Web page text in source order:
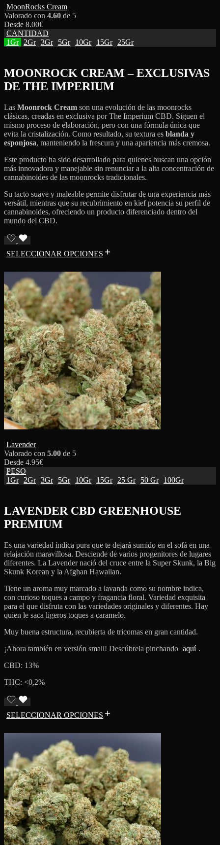
MoonRocks Cream
Valorado con 4.60 de 5
Desde 8.00€
CANTIDAD
1Gr
2Gr 3Gr 5Gr 10Gr 15Gr 25Gr
MOONROCK CREAM – EXCLUSIVAS
DE THE IMPERIUM
Las Moonrock Cream son una evolución de las moonrocks
clásicas, creadas en exclusiva por The Imperium CBD. Siguen el
mismo proceso de elaboración, pero con una fórmula única que
evita la cristalización. Como resultado, su textura es blanda y
esponjosa, manteniendo la frescura y una apariencia más cremosa.
Este producto ha sido desarrollado para quienes buscan una opción
más innovadora y manejable sin renunciar a la alta concentración de
cannabinoides de las moonrocks tradicionales.
Su tacto suave y maleable permite disfrutar de una experiencia más
versátil, mientras que su recubrimiento en kief potencia su perfil de
cannabinoides, ofreciendo un producto diferenciado dentro del
mundo del CBD.
SELECCIONAR OPCIONES
Lavender
Valorado con 5.00 de 5
Desde 4.95€
PESO
1Gr
2Gr 3Gr 5Gr 10Gr 15Gr 25 Gr 50 Gr 100Gr
LAVENDER CBD GREENHOUSE
PREMIUM
Es una variedad índica pura que te dejará sumido en el sofá en una
relajación maravillosa. Desciende de varios progenitores de lugares
diferentes. La Lavender nació del cruce entre la Super Skunk, la Big
Skunk Korean y la Afghan Hawaiian.
Tiene un aroma muy marcado a lavanda como su nombre indica,
con curioso toques a campo y fragancia floral. Variedad exquisita
para el que disfruta con las variedades originales y diferentes. Hay
quien le saca ligeros toques a caramelo.
Muy buena estructura, recubierta de tricomas en gran cantidad.
¡Ahora también en versión small! Descúbrela pinchando aquí .
CBD: 13%
THC: <0,2%
SELECCIONAR OPCIONES